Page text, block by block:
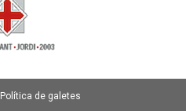
Política de galetes